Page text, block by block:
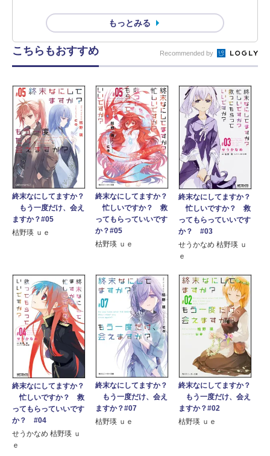
もっとみる
こちらもおすすめ Recommended by
終末なにしてますか？
もう一度だけ、会え
ますか？#05
枯野瑛 ｕｅ
終末なにしてますか？
忙しいですか？ 救
ってもらっていいです
か？#05
枯野瑛 ｕｅ
終末なにしてますか？
忙しいですか？ 救
ってもらっていいです
か？ #03
せうかなめ 枯野瑛 ｕ
ｅ
終末なにしてますか？
忙しいですか？ 救
ってもらっていいです
か？ #04
せうかなめ 枯野瑛 ｕ
ｅ
終末なにしてますか？
もう一度だけ、会え
ますか？#07
枯野瑛 ｕｅ
終末なにしてますか？
もう一度だけ、会え
ますか？#02
枯野瑛 ｕｅ